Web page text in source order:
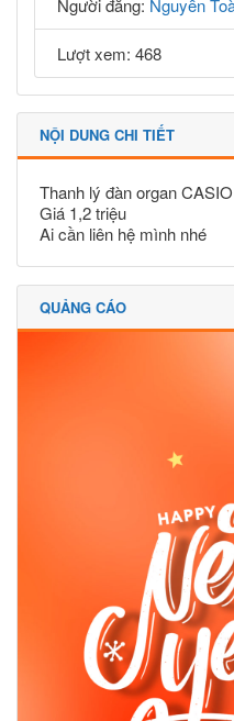
Người đăng: Nguyễn
Lượt xem: 468
NỘI DUNG CHI TIẾT
Thanh lý đàn organ
Giá 1,2 triệu
Ai cần liên hệ mình nhé
QUẢNG CÁO